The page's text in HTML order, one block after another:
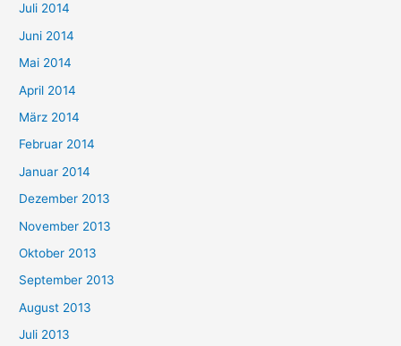
Juli 2014
Juni 2014
Mai 2014
April 2014
März 2014
Februar 2014
Januar 2014
Dezember 2013
November 2013
Oktober 2013
September 2013
August 2013
Juli 2013